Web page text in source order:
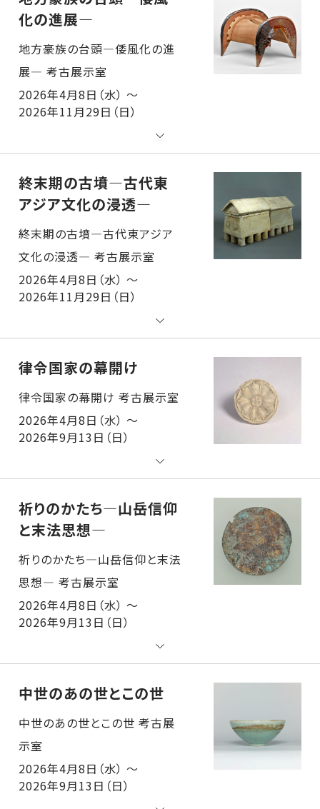
化の進展―
地方豪族の台頭―倭風化の進展― 考古展示室
2026年4月8日（水） ～
2026年11月29日（日）
終末期の古墳―古代東
アジア文化の浸透―
終末期の古墳―古代東アジア文化の浸透― 考古展示室
2026年4月8日（水） ～
2026年11月29日（日）
律令国家の幕開け
律令国家の幕開け 考古展示室
2026年4月8日（水） ～
2026年9月13日（日）
祈りのかたち―山岳信仰
と末法思想―
祈りのかたち―山岳信仰と末法思想― 考古展示室
2026年4月8日（水） ～
2026年9月13日（日）
中世のあの世とこの世
中世のあの世とこの世 考古展示室
2026年4月8日（水） ～
2026年9月13日（日）